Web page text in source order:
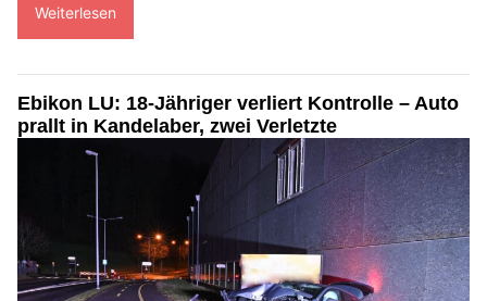
Weiterlesen
Ebikon LU: 18-Jähriger verliert Kontrolle – Auto
prallt in Kandelaber, zwei Verletzte